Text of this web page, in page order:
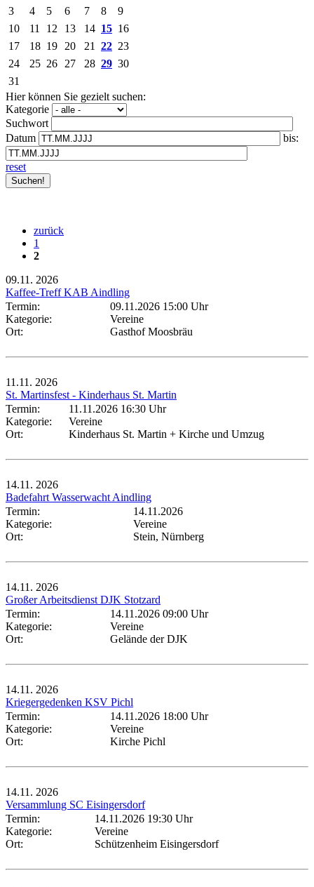
3 4 5 6 7 8
9
10
11 12 13 14 15 16
17
18 19 20 21 22 23
24
25 26 27 28 29 30
31
Hier können Sie gezielt suchen:
Kategorie
Suchwort
Datum
bis:
reset
zurück
1
2
09.11. 2026
Kaffee-Treff KAB Aindling
Termin:
09.11.2026 15:00 Uhr
Kategorie:
Vereine
Ort:
Gasthof Moosbräu
11.11. 2026
St. Martinsfest - Kinderhaus St. Martin
Termin:
11.11.2026 16:30 Uhr
Kategorie:
Vereine
Ort:
Kinderhaus St. Martin + Kirche und Umzug
14.11. 2026
Badefahrt Wasserwacht Aindling
Termin:
14.11.2026
Kategorie:
Vereine
Ort:
Stein, Nürnberg
14.11. 2026
Großer Arbeitsdienst DJK Stotzard
Termin:
14.11.2026 09:00 Uhr
Kategorie:
Vereine
Ort:
Gelände der DJK
14.11. 2026
Kriegergedenken KSV Pichl
Termin:
14.11.2026 18:00 Uhr
Kategorie:
Vereine
Ort:
Kirche Pichl
14.11. 2026
Versammlung SC Eisingersdorf
Termin:
14.11.2026 19:30 Uhr
Kategorie:
Vereine
Ort:
Schützenheim Eisingersdorf